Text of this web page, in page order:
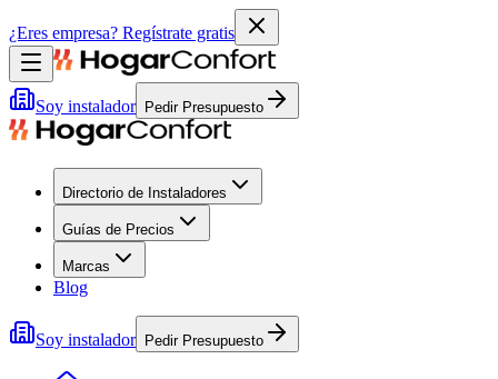
¿Eres empresa? Regístrate gratis
Soy instalador Pedir Presupuesto
Directorio de Instaladores
Guías de Precios
Marcas
Blog
Soy instalador Pedir Presupuesto